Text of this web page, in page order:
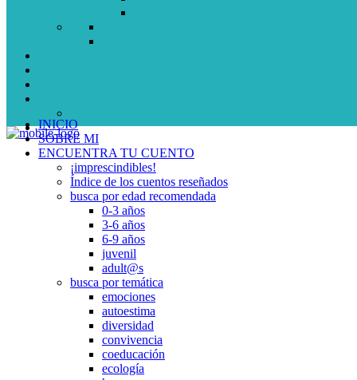
INICIO
SOBRE MI
ENCUENTRA TU CUENTO
¡imprescindibles!
Índice de los cuentos reseñados
busca por edad recomendada
0-3 años
3-6 años
6-9 años
juvenil
adult@s
busca por temática
emociones
autoestima
diversidad
convivencia
coeducación
ecología